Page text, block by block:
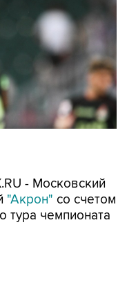
- Московский
"Акрон" со счетом
тура чемпионата